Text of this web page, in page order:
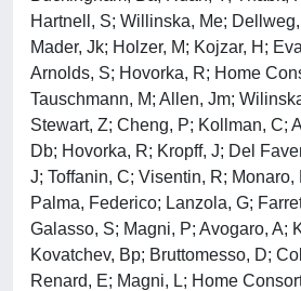
Hartnell, S; Willinska, Me;
Mader, Jk; Holzer, M; Kojzar, H;
Arnolds, S; Hovorka, R; Home
Tauschmann, M; Allen, Jm;
Stewart, Z; Cheng, P; Kollman, C;
Db; Hovorka, R; Kropff, J; Del
J; Toffanin, C; Visentin, R; Monaro,
Palma, Federico; Lanzola, G;
Galasso, S; Magni, P; Avogaro, A;
Kovatchev, Bp; Bruttomesso, D;
Renard, E; Magni, L; Home